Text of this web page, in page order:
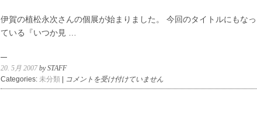
伊賀の植松永次さんの個展が始まりました。 今回のタイトルにもなっ
ている『いつか見 …
20. 5月 2007by STAFF
Categories: 未分類
伊
賀
コメントを受け付けていません